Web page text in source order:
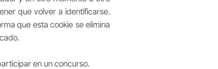
que volver a identificarse.
que esta cookie se elimina
en un concurso.